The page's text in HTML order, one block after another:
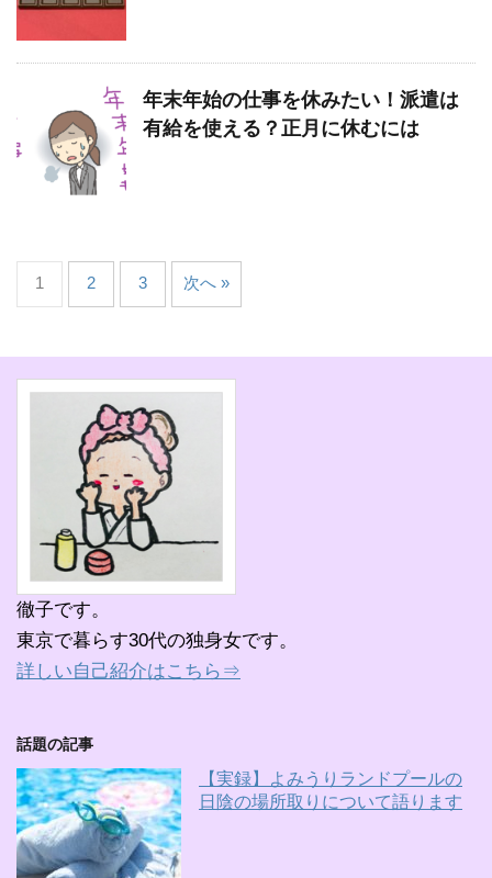
年末年始の仕事を休みたい！派遣は
有給を使える？正月に休むには
1 2 3 次へ »
徹子です。
東京で暮らす30代の独身女です。
詳しい自己紹介はこちら⇒
話題の記事
【実録】よみうりランドプールの
日陰の場所取りについて語ります